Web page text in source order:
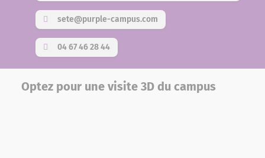
sete@purple-campus.com
04 67 46 28 44
Optez pour une visite 3D du campus